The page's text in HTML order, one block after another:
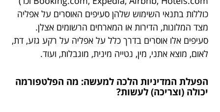
כוללות בתנאי השימוש שלהן סעיפים האוסרים על אפליה
מצד המלונות, הדירות או המארחים הרשומים אצלן.
סעיפים אלו אוסרים בדרך כלל על אפליה על רקע גזע, דת,
לאום, מוצא אתני, מין, נטייה מינית, מוגבלות, ועוד.
הפעלת המדיניות הלכה למעשה: מה הפלטפורמה
יכולה (וצריכה) לעשות?